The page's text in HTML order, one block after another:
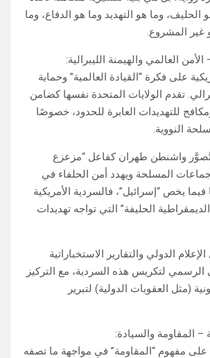
وما هو التهديد وما هو الدفاع، وما
غير المشروع.
العالمي والهيمنة الليبرالية:
على فكرة “القيادة العالمية” وحماية
تقدم الولايات المتحدة نفسها كضامن
للتهديدات العابرة للحدود، خصوصًا
النووية.
تُصوَّر واشنطن طهران كفاعل “مزعزع
المسلحة ويهدد أمن الحلفاء في
يخص “إسرائيل”، فالسردية الأمريكية
الحليفة” التي تواجه تهديدات
الدولي والتقارير الاستخباراتية
لتكريس هذه السردية، مع التركيز
(مثل العقوبات الدولية) لتبرير
– المقاومة والسيادة:
على مفهوم “المقاومة” في مواجهة ما تصفه